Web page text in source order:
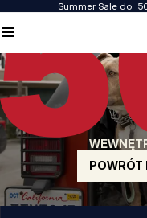
Summer Sale do -
POWRÓT
JAKOŚĆ TO DLA
Naszą odzież
wytrzymałości,
US ORIGIN
Nasze korzenie sięgają
surowy, autentyczny i
MARKA Z
Nasze kolekcje
INFO